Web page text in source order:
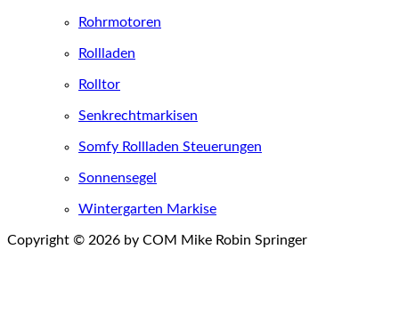
Rohrmotoren
Rollladen
Rolltor
Senkrechtmarkisen
Somfy Rollladen Steuerungen
Sonnensegel
Wintergarten Markise
Copyright © 2026 by COM Mike Robin Springer